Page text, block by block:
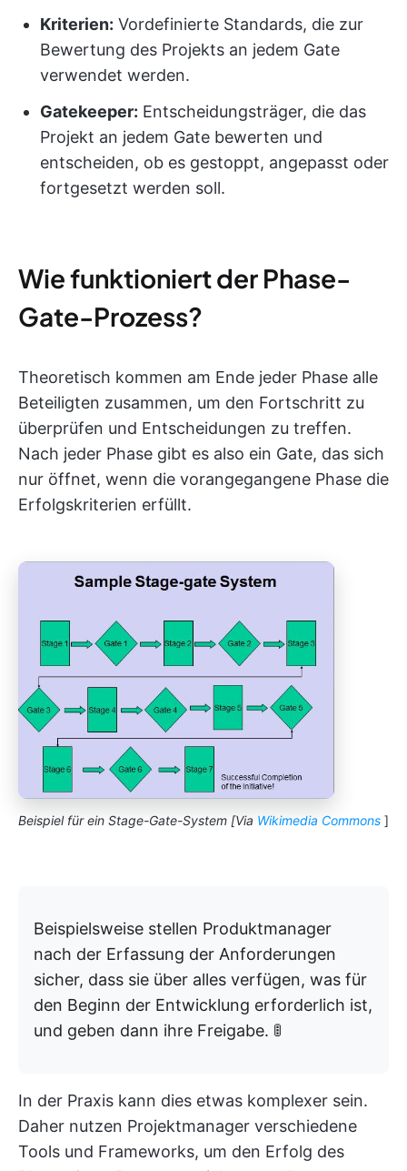
Kriterien: Vordefinierte Standards, die zur
Bewertung des Projekts an jedem Gate
verwendet werden.
Gatekeeper: Entscheidungsträger, die das
Projekt an jedem Gate bewerten und
entscheiden, ob es gestoppt, angepasst oder
fortgesetzt werden soll.
Wie funktioniert der Phase-
Gate-Prozess?
Theoretisch kommen am Ende jeder Phase alle
Beteiligten zusammen, um den Fortschritt zu
überprüfen und Entscheidungen zu treffen.
Nach jeder Phase gibt es also ein Gate, das sich
nur öffnet, wenn die vorangegangene Phase die
Erfolgskriterien erfüllt.
Beispiel für ein Stage-Gate-System [Via Wikimedia Commons ]
Beispielsweise stellen Produktmanager
nach der Erfassung der Anforderungen
sicher, dass sie über alles verfügen, was für
den Beginn der Entwicklung erforderlich ist,
und geben dann ihre Freigabe. 🚦
In der Praxis kann dies etwas komplexer sein.
Daher nutzen Projektmanager verschiedene
Tools und Frameworks, um den Erfolg des